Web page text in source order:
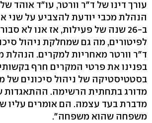
עורך דינו של ד"ר וורטר, עו"ד אוהד
הנהלת מכבי יודעת להצביע על שני
ב-26 שנה של פעילות, אז אנו לא
לפיטורים, מה גם שמחלקת ניהול
ד"ר וורטר מאחריות למקרים. הנהלת
בפנינו את פרטי המקרים חרף
בסטטיסטיקה של ניהול סיכונים של
מדורג בתחתית הרשימה. ההתאגדות
מדברת בעד עצמה. הם אומרים עליו
משפחה שהוא משפחה".